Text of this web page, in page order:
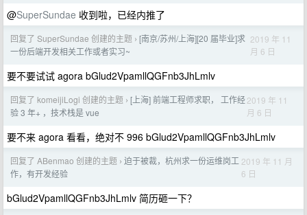
@SuperSundae 收到啦，已经内推了
回复了 SuperSundae 创建的主题 › [南京/苏州/上海][20 届毕业]求
一份后端开发相关工作或者实习~
2019 年 11
月 6 日
要不要试试 agora bGlud2VpamllQGFnb3JhLmlv
回复了 komeijiLogi 创建的主题 › [上海] 前端工程师求职， 工作经
验 3 年+ ，技术栈是 vue
2019 年 11
月 6 日
要不来 agora 看看，绝对不 996 bGlud2VpamllQGFnb3JhLmlv
回复了 ABenmao 创建的主题 › 迫于被裁，杭州求一份运维岗工
作，有开发经验
2019 年 11 月
6 日
bGlud2VpamllQGFnb3JhLmlv 简历砸一下？